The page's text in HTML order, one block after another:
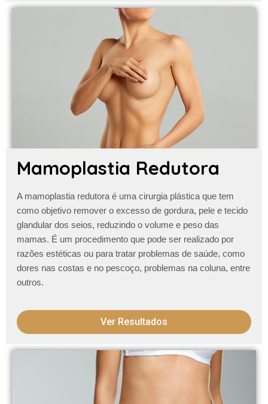
Mamoplastia Redutora
A mamoplastia redutoraé uma cirurgia plástica que tem
como objetivo remover o excesso de gordura, pele e tecido
glandular dos seios, reduzindo o volume e peso das
mamas. É um procedimento que pode ser realizado por
razões estéticas ou para tratar problemas de saúde, como
dores nas costas e no pescoço, problemas na coluna, entre
outros.
Ver Resultados